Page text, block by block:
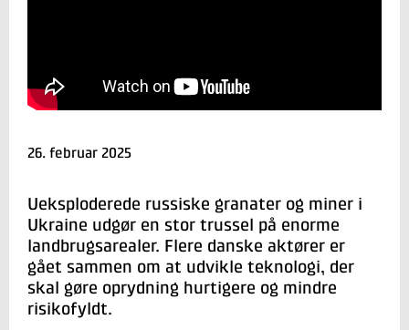
Send e-mail
Skriv til mig
26. februar 2025
Ueksploderede russiske granater og miner i
Ukraine udgør en stor trussel på enorme
landbrugsarealer. Flere danske aktører er
gået sammen om at udvikle teknologi, der
skal gøre oprydning hurtigere og mindre
risikofyldt.